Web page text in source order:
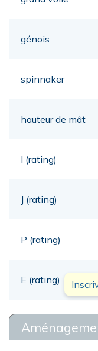
génois
spinnaker
hauteur de mât
I (rating)
J (rating)
P (rating)
E (rating)